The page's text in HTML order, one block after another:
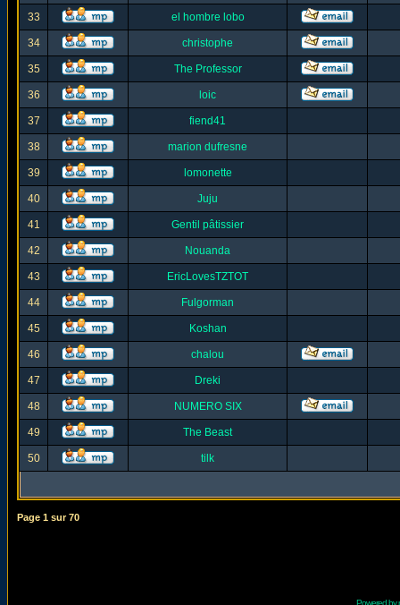
33 el hombre lobo
34 christophe
35 The Professor
36 loic
37 fiend41
38 marion dufresne
39 lomonette
40 Juju
41 Gentil pâtissier
42 Nouanda
43 EricLovesTZTOT
44 Fulgorman
45 Koshan
46 chalou
47 Dreki
48 NUMERO SIX
49 The Beast
50 tilk
Page 1 sur70
Powered by